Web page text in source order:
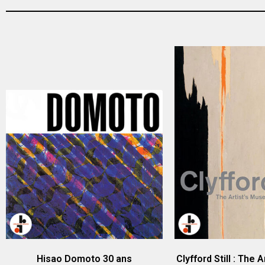
Hisao Domoto 30 ans Clyfford Still : The